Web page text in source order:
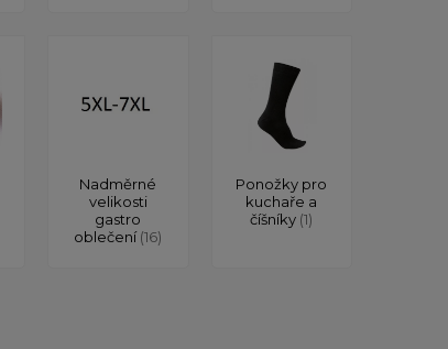
Nadměrné
velikosti
gastro
oblečení(16)
Ponožky pro
kuchaře a
číšníky (1)